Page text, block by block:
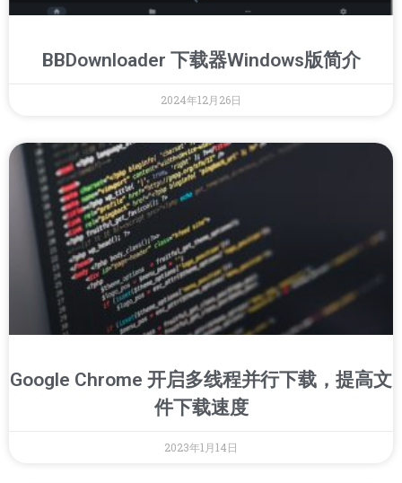
BBDownloader 下载器Windows版简介
2024年12月26日
Google Chrome 开启多线程并行下载，提高文
件下载速度
2023年1月14日